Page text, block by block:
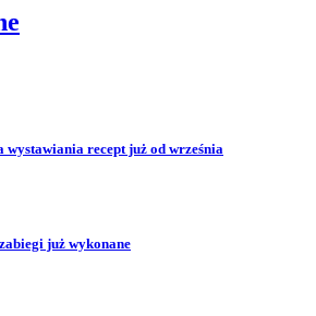
recept już od września
już wykonane